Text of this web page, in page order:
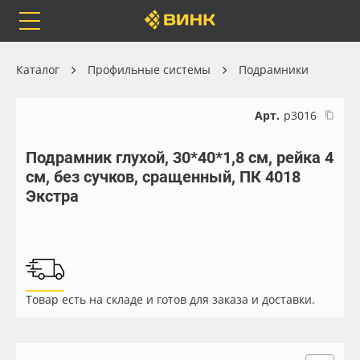
Каталог
Orafol
Доставка
Весь каталог
Рулонные материалы
Листовые материалы
Каталог Профильные системы Подрамники
Арт. р3016
Подрамник глухой, 30*40*1,8 см, рейка 4
см, без сучков, сращенный, ПК 4018
Экстра
Товар есть на складе и готов для заказа и доставки.